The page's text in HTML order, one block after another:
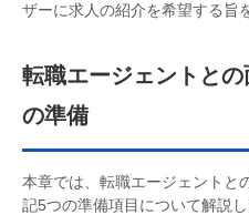
ザーに求人の紹介を希望する旨
転職エージェントと
の準備
本章では、転職エージェントと
記5つの準備項目について解説し